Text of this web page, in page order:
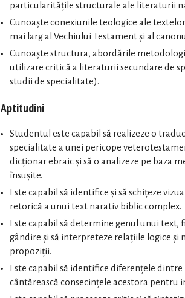
particularitățile structurale ale literaturii
Cunoaște conexiunile teologice ale
mai larg al Vechiului Testament și al
Cunoaște structura, abordările
utilizare critică a literaturii secundare de
studii de specialitate).
Aptitudini
Studentul este capabil să realizeze o
specialitate a unei pericope
dicționar ebraic și să o analizeze pe baza
însușite.
Este capabil să identifice și să schițeze
retorică a unui text narativ biblic complex.
Este capabil să determine genul unui text,
gândire și să interpreteze relațiile logice și
propoziții.
Este capabil să identifice diferențele
cântărească consecințele acestora pentru